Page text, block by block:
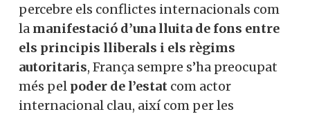
percebre els conflictes internacionals com
la manifestació d’una lluita de fons entre
els principis lliberals i els règims
autoritaris, França sempre s’ha preocupat
més pel poder de l’estat com actor
internacional clau, així com per les